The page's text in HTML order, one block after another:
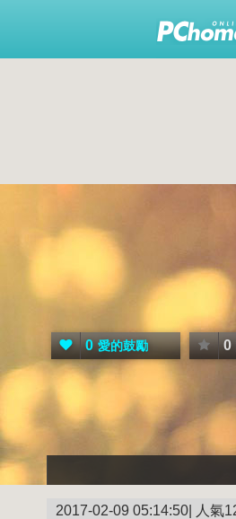
0 愛的鼓勵 0
2017-02-09 05:14:50| 人氣